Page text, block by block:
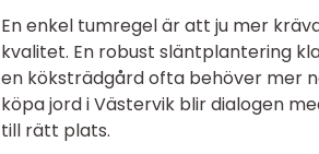
En enkel tumregel är att ju mer
kvalitet. En robust släntplantering
en köksträdgård ofta behöver mer
köpa jord i Västervik blir dialogen
till rätt plats.